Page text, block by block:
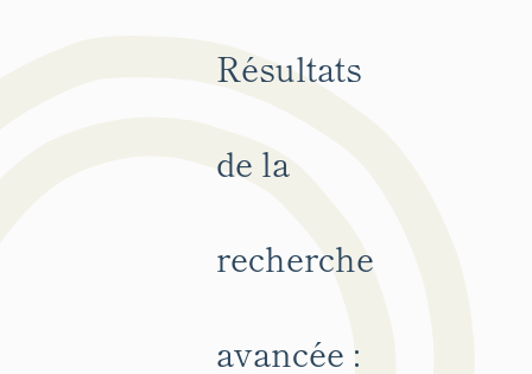
Résultats
de la
recherche
avancée :